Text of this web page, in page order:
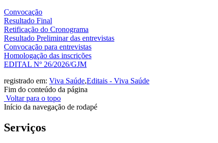
Convocação
Resultado Final
Retificação do Cronograma
Resultado Preliminar das entrevistas
Convocação para entrevistas
Homologação das inscrições
EDITAL Nº 26/2026/GJM
registrado em: Viva Saúde,Editais - Viva Saúde
Fim do conteúdo da página
Voltar para o topo
Início da navegação de rodapé
Serviços